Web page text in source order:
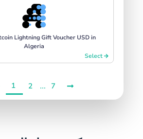
Lightning Gift Voucher USD in
Algeria
Select
1 2 ... 7